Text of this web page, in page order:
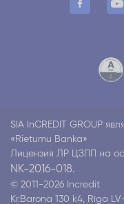
SIA InCREDIT GROUP
«Rietumu Banka»
Лицензия ЛР ЦЗПП на
NK-2016-018.
© 2011-2026 Incredit
Kr.Barona 130 k4, Rīga